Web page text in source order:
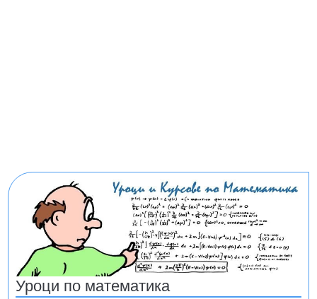
Уроци по математика